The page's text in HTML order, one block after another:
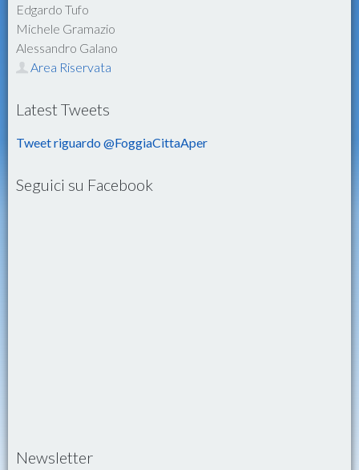
Edgardo Tufo
Michele Gramazio
Alessandro Galano
Area Riservata
Latest Tweets
Tweet riguardo @FoggiaCittaAper
Seguici su Facebook
Newsletter